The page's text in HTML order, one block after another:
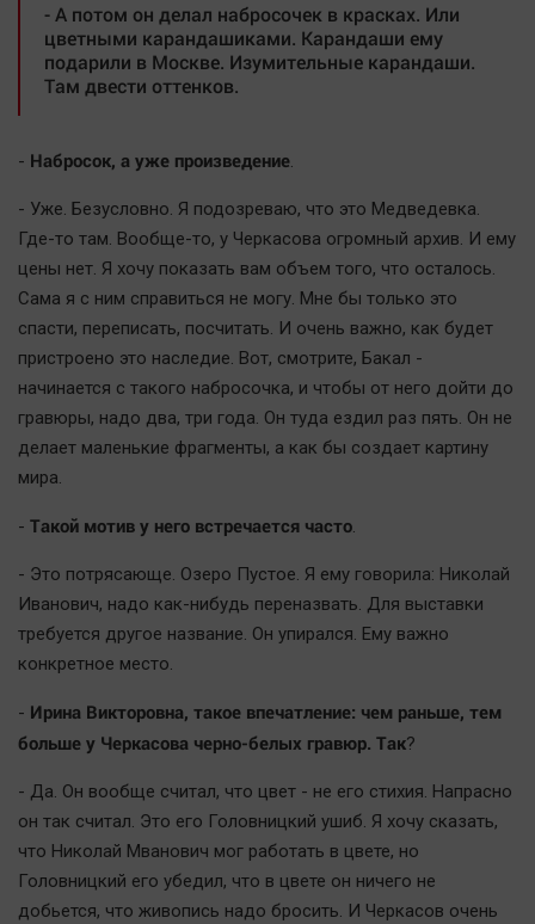
XX век: криминальные уроки
Банки
Медиаграмотность
Медицина
Прогулки по городу Ч
Статистика
Челябинск космический
Другие рубрики
Bookworms
Online-консультация
Афиша
Блогеркуль
Быстрый медиазавод
Вкусное
Гороскоп
Дети
ЖКХ
Интервью
Качество жизни
- А потом он делал набросочек в красках. Или
цветными карандашиками. Карандаши ему
подарили в Москве. Изумительные карандаши.
Там двести оттенков.
- Набросок, а уже произведение.
- Уже. Безусловно. Я подозреваю, что это Медведевка.
Где-то там. Вообще-то, у Черкасова огромный архив. И ему
цены нет. Я хочу показать вам объем того, что осталось.
Сама я с ним справиться не могу. Мне бы только это
спасти, переписать, посчитать. И очень важно, как будет
пристроено это наследие. Вот, смотрите, Бакал -
начинается с такого набросочка, и чтобы от него дойти до
гравюры, надо два, три года. Он туда ездил раз пять. Он не
делает маленькие фрагменты, а как бы создает картину
мира.
- Такой мотив у него встречается часто.
- Это потрясающе. Озеро Пустое. Я ему говорила: Николай
Иванович, надо как-нибудь переназвать. Для выставки
требуется другое название. Он упирался. Ему важно
конкретное место.
- Ирина Викторовна, такое впечатление: чем раньше, тем
больше у Черкасова черно-белых гравюр. Так?
- Да. Он вообще считал, что цвет - не его стихия. Напрасно
он так считал. Это его Головницкий ушиб. Я хочу сказать,
что Николай Мванович мог работать в цвете, но
Головницкий его убедил, что в цвете он ничего не
добьется, что живопись надо бросить. И Черкасов очень